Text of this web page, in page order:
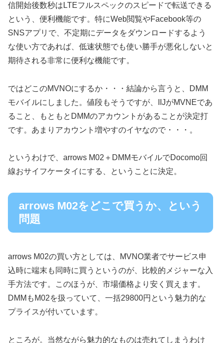
信開始後数秒はLTEフルスペックのスピードで転送できる
という、便利機能です。特にWeb閲覧やFacebook等の
SNSアプリで、不定期にデータをダウンロードするよう
な使い方であれば、低速状態でも使い勝手が悪化しないと
期待される非常に便利な機能です。
ではどこのMVNOにするか・・・結論から言うと、DMM
モバイルにしました。値段もそうですが、IIJがMVNEであ
ること、もともとDMMのアカウントがあることが決定打
です。あまりアカウント増やすのイヤなので・・・。
というわけで、arrows M02＋DMMモバイルでDocomo回
線おサイフケータイにする、ということに決定。
arrows M02をどこで買うか、という
問題
arrows M02の買い方としては、MVNO業者でサービス申
込時に端末も同時に買うというのが、比較的メジャーな入
手方法です。このほうが、市場価格より安く買えます。
DMMもM02を扱っていて、一括29800円という魅力的な
プライスが付いています。
ところが。当然ながら魅力的なものは売れてしまうわけ